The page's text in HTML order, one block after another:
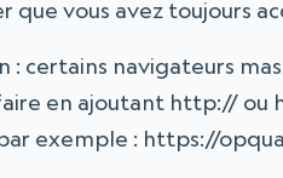
que vous avez toujours
: certains navigateurs
en ajoutant http://
exemple : https://